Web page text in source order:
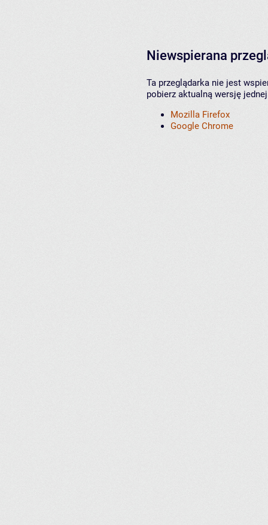
Niewspierana
Ta przeglądarka nie jest
pobierz aktualną wersję
Mozilla Firefox
Google Chrome